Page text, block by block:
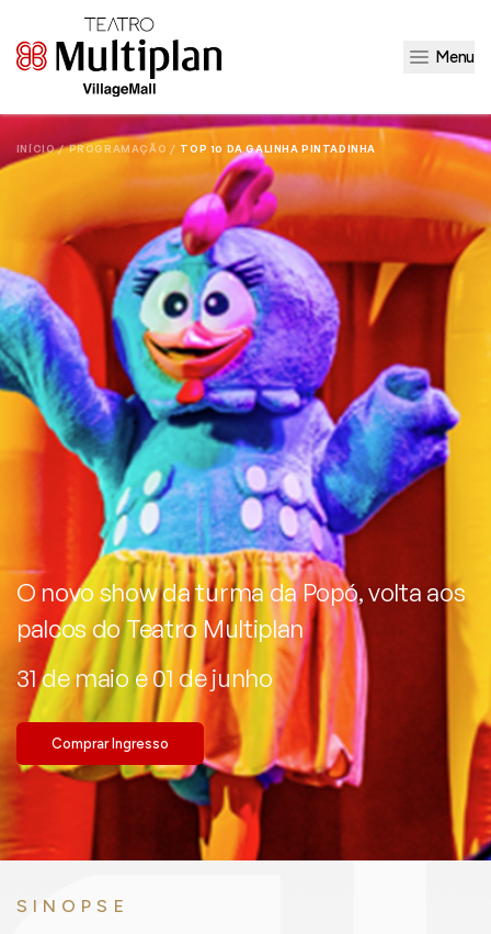
Menu
INÍCIO / PROGRAMAÇÃO / TOP 10 DA GALINHA PINTADINHA
O novo show da turma da Popó, volta aos
palcos do Teatro Multiplan
31 de maio e 01 de junho
Comprar Ingresso
SINOPSE